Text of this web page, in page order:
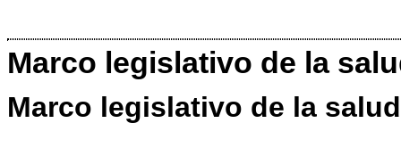
Marco legislativo de la
Marco legislativo de la